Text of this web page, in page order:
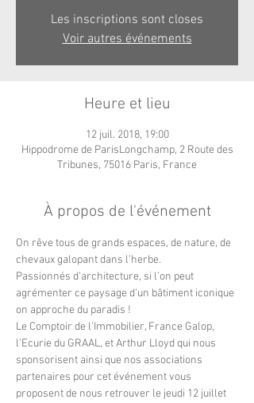
Les inscriptions sont closes
Voir autres événements
Heure et lieu
12 juil. 2018, 19:00
Hippodrome de ParisLongchamp, 2 Route des
Tribunes, 75016 Paris, France
À propos de l'événement
On rêve tous de grands espaces, de nature, de
chevaux galopant dans l’herbe.
Passionnés d’architecture, si l’on peut
agrémenter ce paysage d’un bâtiment iconique
on approche du paradis !
Le Comptoir de l’Immobilier, France Galop,
l’Ecurie du GRAAL, et Arthur Lloyd qui nous
sponsorisent ainsi que nos associations
partenaires pour cet événement vous
proposent de nous retrouver le jeudi 12 juillet